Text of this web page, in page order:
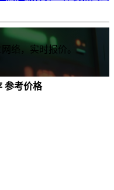
络，实时报价。
参考价格